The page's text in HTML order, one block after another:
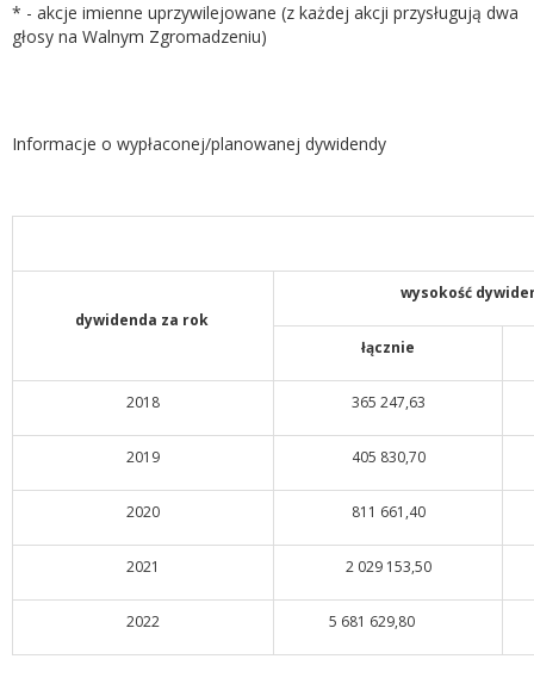
* - akcje imienne uprzywilejowane (z każdej akcji przysługują dwa
głosy na Walnym Zgromadzeniu)
Informacje o wypłaconej/planowanej dywidendy
dywidenda za rok ​
wysokość
​łącznie
​2018 365 247,63
2019 405 830,70
2020 811 661,40
2021 2 029 153,50
2022 5 681 629,80